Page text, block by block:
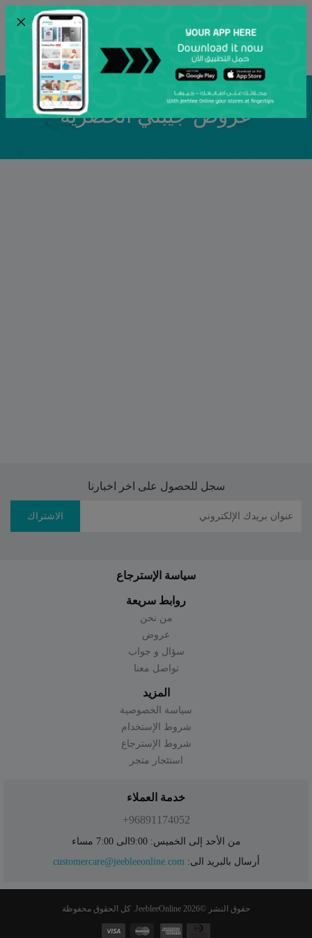
أرسل
ENG
عروض جيبلي الحصرية
×
سجل للحصول على اخر اخبارنا
الاشتراك
سياسة الإسترجاع
روابط سريعة
من نحن
عروض
سؤال و جواب
تواصل معنا
المزيد
سياسة الخصوصية
شروط الإستخدام
شروط الإسترجاع
استئجار متجر
خدمة العملاء
96891174052+
من الأحد إلى الخميس: 9:00الى 7:00 مساء
أرسال بالبريد الى:customercare@jeebleeonline.com
حقوق النشر ©2026 JeebleeOnline. كل الحقوق محفوظة